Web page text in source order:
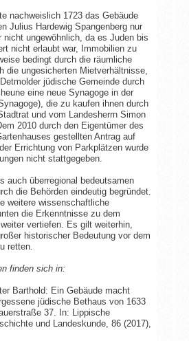
nachweislich 1723 das Gebäude
Julius Hardewig Spangenberg nur
nicht ungewöhnlich, da es Juden bis
nicht erlaubt war, Immobilien zu
bedingt durch die räumliche
die ungesicherten Mietverhältnisse,
jüdische Gemeinde durch
eine neue Synagoge in der
die zu kaufen ihnen durch
und vom Landesherrn Simon
2010 durch den Eigentümer des
gestellten Antrag auf
Errichtung von Parkplätzen wurde
nicht stattgegeben.
auch überregional bedeutsamen
die Behörden eindeutig begründet.
weitere wissenschaftliche
die Erkenntnisse zu dem
vertiefen. Es gilt weiterhin,
historischer Bedeutung vor dem
retten.
finden sich in:
Barthold: Ein Gebäude macht
jüdische Bethaus von 1633
37. In: Lippische
und Landeskunde, 86 (2017),